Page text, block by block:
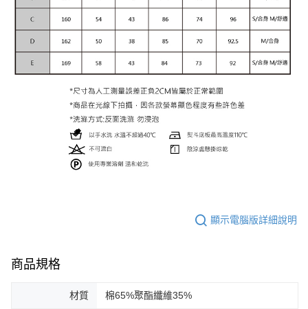
顯示電腦版詳細說明
商品規格
材質 棉65%聚酯纖維35%